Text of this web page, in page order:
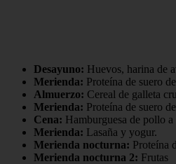
Desayuno: Huevos, harina de
Merienda: Proteína de suero
Almuerzo: Cereal de galleta
Merienda: Proteína de suero
Cena: Hamburguesa de pollo
Merienda: Lasaña y yogur.
Merienda nocturna: Proteína
Merienda nocturna 2: Frutas